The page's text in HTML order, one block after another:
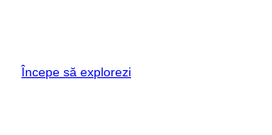
Începe să explorezi